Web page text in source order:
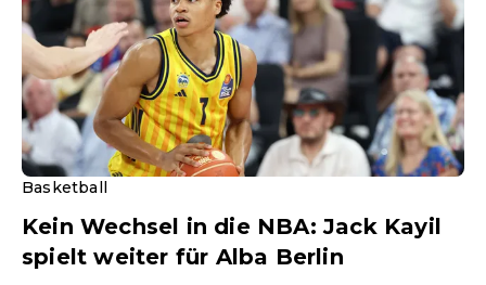
Basketball
Kein Wechsel in die NBA: Jack Kayil
spielt weiter für Alba Berlin